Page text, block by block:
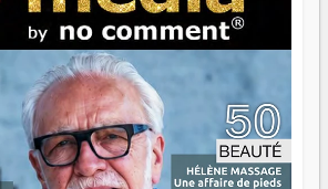
ça brûle vite. Une flamme sans
autant qu'elle peut consumer. C'est
en scène — pas pour reprendre le
montrer où sont les récifs. Les jeunes
ont l'expérience, comme on dit. Ce
de générations — c'est une question
vos réussites, mais aussi vos échecs.
d'ailleurs — ils enseignent mieux que
À Madagascar, la barque avance.